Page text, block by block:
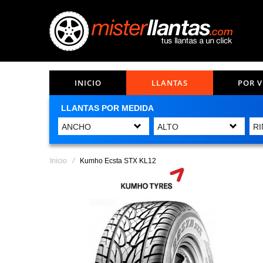
INICIO LLANTAS POR
LLANTAS POR MEDIDA
Inicio Kumho Ecsta STX KL12